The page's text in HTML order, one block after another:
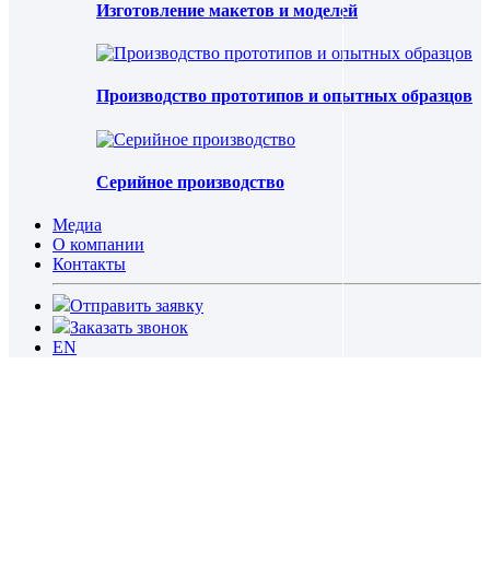
Изготовление макетов и моделей
Производство прототипов и опытных образцов
Серийное производство
Медиа
О компании
Контакты
Отправить заявку
Заказать звонок
EN